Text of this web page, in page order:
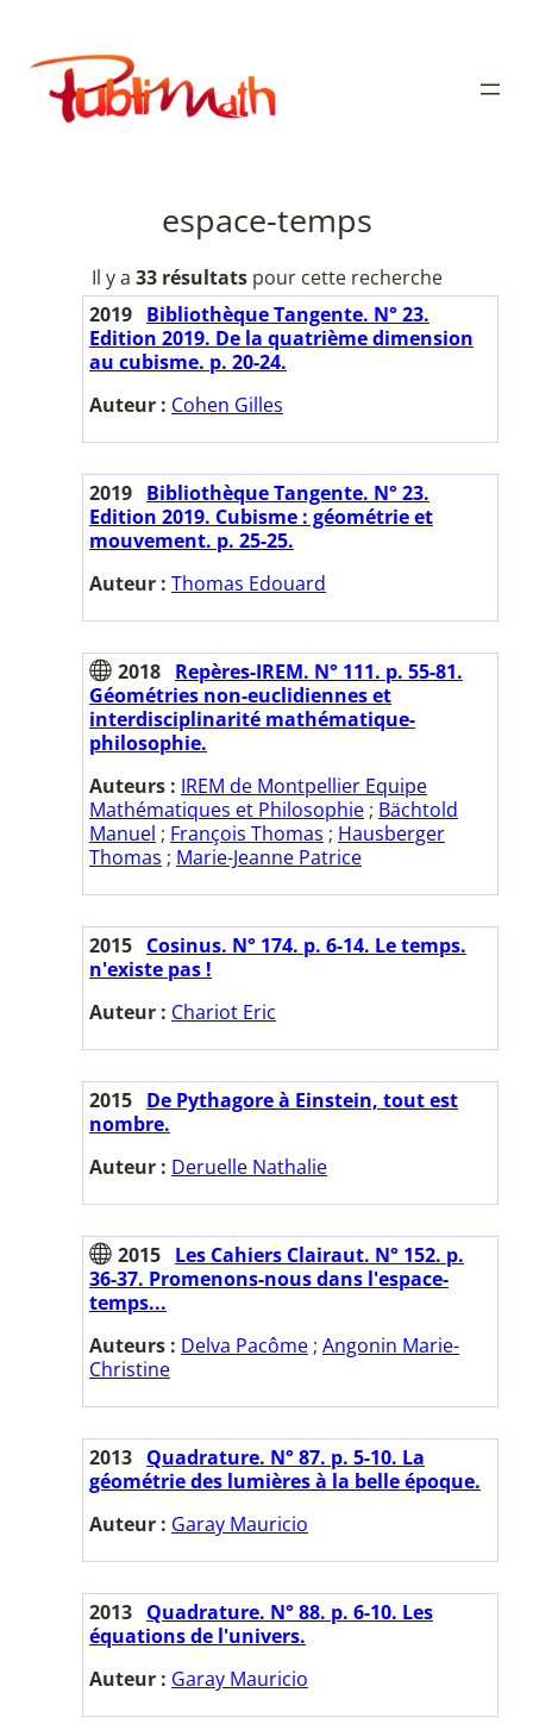
contenu
Publimath
espace-temps
Il y a 33 résultatspour cette recherche
2019 Bibliothèque Tangente. N° 23.
Edition 2019. De la quatrième dimension
au cubisme. p. 20-24.
Auteur : Cohen Gilles
2019 Bibliothèque Tangente. N° 23.
Edition 2019. Cubisme : géométrie et
mouvement. p. 25-25.
Auteur : Thomas Edouard
2018 Repères-IREM. N° 111. p. 55-81.
Géométries non-euclidiennes et
interdisciplinarité mathématique-
philosophie.
Auteurs : IREM de Montpellier Equipe
Mathématiques et Philosophie ; Bächtold
Manuel ; François Thomas ; Hausberger
Thomas ; Marie-Jeanne Patrice
2015 Cosinus. N° 174. p. 6-14. Le temps.
n'existe pas !
Auteur : Chariot Eric
2015 De Pythagore à Einstein, tout est
nombre.
Auteur : Deruelle Nathalie
2015 Les Cahiers Clairaut. N° 152. p.
36-37. Promenons-nous dans l'espace-
temps...
Auteurs : Delva Pacôme ; Angonin Marie-
Christine
2013 Quadrature. N° 87. p. 5-10. La
géométrie des lumières à la belle époque.
Auteur : Garay Mauricio
2013 Quadrature. N° 88. p. 6-10. Les
équations de l'univers.
Auteur : Garay Mauricio